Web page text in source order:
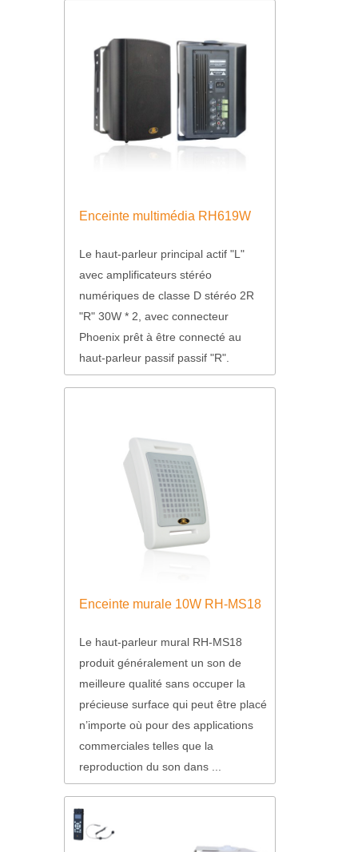
Enceinte multimédia RH619W
Le haut-parleur principal actif "L"
avec amplificateurs stéréo
numériques de classe D stéréo 2R
"R" 30W * 2, avec connecteur
Phoenix prêt à être connecté au
haut-parleur passif passif "R".
Enceinte murale 10W RH-MS18
Le haut-parleur mural RH-MS18
produit généralement un son de
meilleure qualité sans occuper la
précieuse surface qui peut être placé
n’importe où pour des applications
commerciales telles que la
reproduction du son dans ...